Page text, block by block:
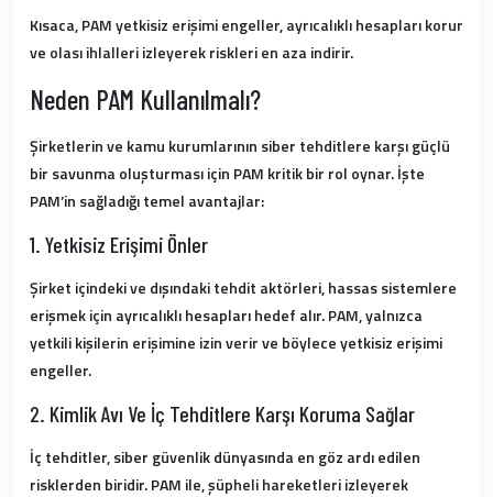
Kısaca,PAM yetkisiz erişimi engeller, ayrıcalıklı hesapları korur
ve olası ihlalleri izleyerek riskleri en aza indirir.
Neden PAM Kullanılmalı?
Şirketlerin ve kamu kurumlarının siber tehditlere karşı güçlü
bir savunma oluşturması için PAM kritik bir rol oynar. İşte
PAM’in sağladığı temel avantajlar:
1. Yetkisiz Erişimi Önler
Şirket içindeki ve dışındaki tehdit aktörleri, hassas sistemlere
erişmek için ayrıcalıklı hesapları hedef alır.PAM, yalnızca
yetkili kişilerin erişimine izin verirve böylece yetkisiz erişimi
engeller.
2. Kimlik Avı Ve İç Tehditlere Karşı Koruma Sağlar
İç tehditler, siber güvenlik dünyasında en göz ardı edilen
risklerden biridir. PAM ile,şüpheli hareketleri izleyerek